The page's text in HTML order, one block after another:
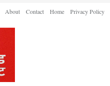
About Contact Home Privacy Policy